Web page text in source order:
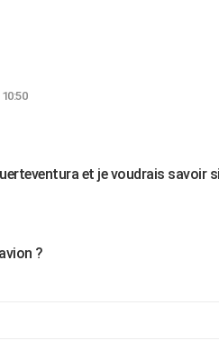
et je voudrais savoir
?